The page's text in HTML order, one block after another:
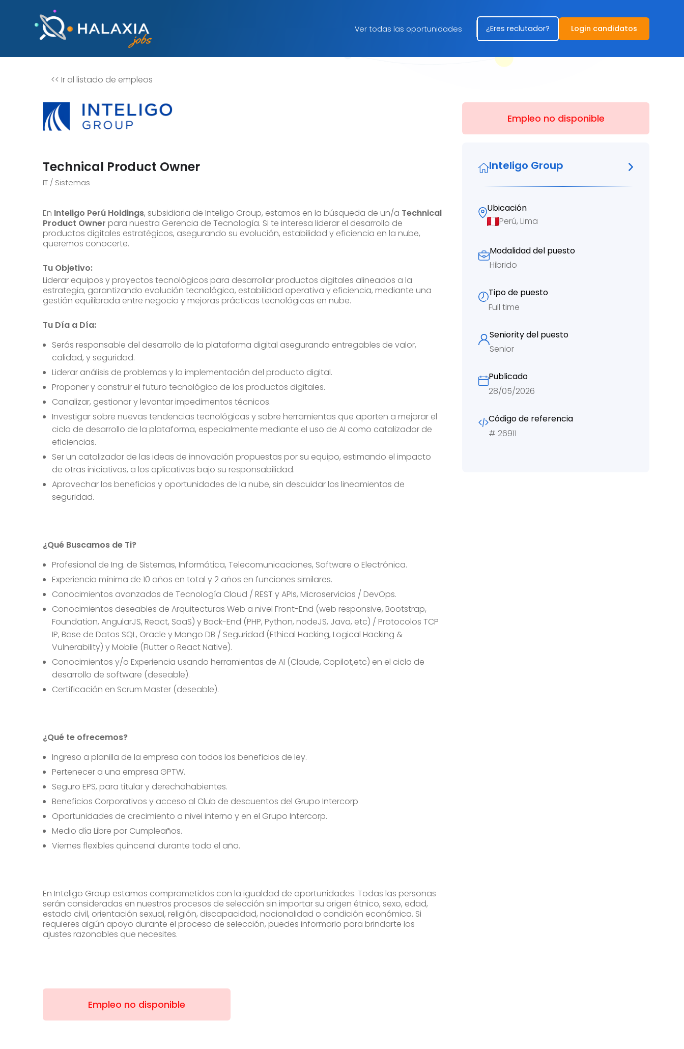
Ver todas las oportunidades ¿Eres reclutador? Login candidatos
<< Ir al listado de empleos
Technical Product Owner
IT / Sistemas
En Inteligo Perú Holdings, subsidiaria de Inteligo Group, estamos en la búsqueda de un/a Technical
Product Owner para nuestra Gerencia de Tecnología. Si te interesa liderar el desarrollo de
productos digitales estratégicos, asegurando su evolución, estabilidad y eficiencia en la nube,
queremos conocerte.
Tu Objetivo:
Liderar equipos y proyectos tecnológicos para desarrollar productos digitales alineados a la
estrategia, garantizando evolución tecnológica, estabilidad operativa y eficiencia, mediante una
gestión equilibrada entre negocio y mejoras prácticas tecnológicas en nube.
Tu Día a Día:
Serás responsable del desarrollo de la plataforma digital asegurando entregables de valor,
calidad, y seguridad.
Liderar análisis de problemas y la implementación del producto digital.
Proponer y construir el futuro tecnológico de los productos digitales.
Canalizar, gestionar y levantar impedimentos técnicos.
Investigar sobre nuevas tendencias tecnológicas y sobre herramientas que aporten a mejorar el
ciclo de desarrollo de la plataforma, especialmente mediante el uso de AI como catalizador de
eficiencias.
Ser un catalizador de las ideas de innovación propuestas por su equipo, estimando el impacto
de otras iniciativas, a los aplicativos bajo su responsabilidad.
Aprovechar los beneficios y oportunidades de la nube, sin descuidar los lineamientos de
seguridad.
¿Qué Buscamos de Ti?
Profesional de Ing. de Sistemas, Informática, Telecomunicaciones, Software o Electrónica.
Experiencia mínima de 10 años en total y 2 años en funciones similares.
Conocimientos avanzados de Tecnología Cloud / REST y APIs, Microservicios / DevOps.
Conocimientos deseables de Arquitecturas Web a nivel Front-End (web responsive, Bootstrap,
Foundation, AngularJS, React, SaaS) y Back-End (PHP, Python, nodeJS, Java, etc) / Protocolos TCP
IP, Base de Datos SQL, Oracle y Mongo DB / Seguridad (Ethical Hacking, Logical Hacking &
Vulnerability) y Mobile (Flutter o React Native).
Conocimientos y/o Experiencia usando herramientas de AI (Claude, Copilot,etc) en el ciclo de
desarrollo de software (deseable).
Certificación en Scrum Master (deseable).
¿Qué te ofrecemos?
Ingreso a planilla de la empresa con todos los beneficios de ley.
Pertenecer a una empresa GPTW.
Seguro EPS, para titular y derechohabientes.
Beneficios Corporativos y acceso al Club de descuentos del Grupo Intercorp
Oportunidades de crecimiento a nivel interno y en el Grupo Intercorp.
Medio día Libre por Cumpleaños.
Viernes flexibles quincenal durante todo el año.
En Inteligo Group estamos comprometidos con la igualdad de oportunidades. Todas las personas
serán consideradas en nuestros procesos de selección sin importar su origen étnico, sexo, edad,
estado civil, orientación sexual, religión, discapacidad, nacionalidad o condición económica. Si
requieres algún apoyo durante el proceso de selección, puedes informarlo para brindarte los
ajustes razonables que necesites.
Empleo no disponible
Inteligo Group
Ubicación
Perú, Lima
Modalidad del puesto
Hibrido
Tipo de puesto
Full time
Seniority del puesto
Senior
Publicado
28/05/2026
Código de referencia
# 26911
Empleo no disponible